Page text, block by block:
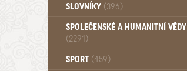
SLOVNÍKY (396)
SPOLEČENSKÉ A HUMANITNÍ VĚDY
(2291)
Pedagogika (191)
SPORT (459)